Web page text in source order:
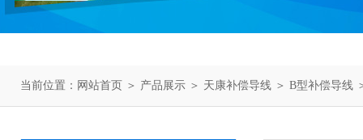
当前位置： 网站首页 ＞ 产品展示 ＞ 天康补偿导线 ＞ B型补偿导线